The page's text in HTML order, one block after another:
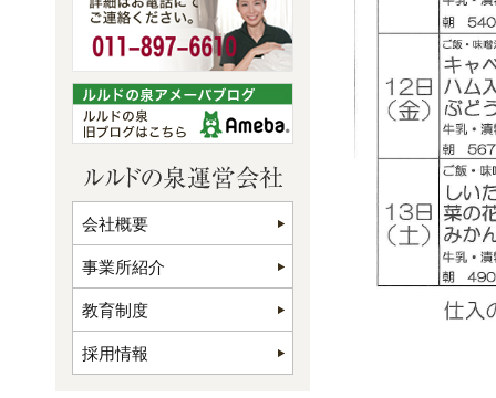
会社概要
事業所紹介
教育制度
採用情報